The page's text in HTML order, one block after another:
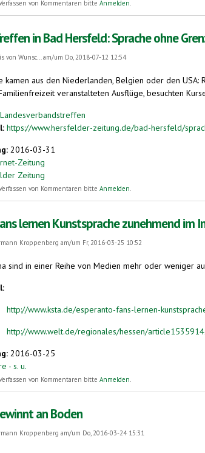
von Kommentaren bitte Anmelden.
in Bad Hersfeld: Sprache ohne
von Wunsc... am/um Do, 2018-07-12 12:54
kamen aus den Niederlanden, Belgien oder den
veranstalteten Ausflüge, besuchten
Landesverbandstreffen
https://www.hersfelder-zeitung.de/bad-hersfeld/
2016-03-31
Zeitung
Zeitung
Treffen in Bad Hersfeld: Sprache ohne Grenzen
von Kommentaren bitte Anmelden
lernen Kunstsprache zunehmend im
Kroppenberg am/um Fr, 2016-03-25 10:52
sind in einer Reihe von Medien mehr oder weniger
http://www.ksta.de/esperanto-fans-lernen-
http://www.welt.de/regionales/hessen/
2016-03-25
- s. u.
Fans lernen Kunstsprache zunehmend im Internet
von Kommentaren bitte Anmelden
an Boden
Kroppenberg am/um Do, 2016-03-24 15:31